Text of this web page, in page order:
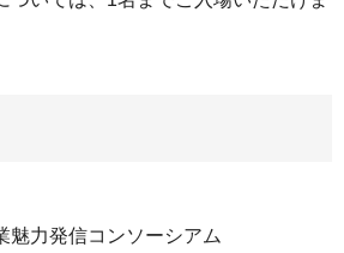
魅力発信コンソーシアム